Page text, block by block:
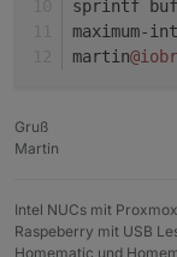
sprintf
martin
Gruß
Martin
Intel NUCs mit
Raspeberry mit USB
Homematic und